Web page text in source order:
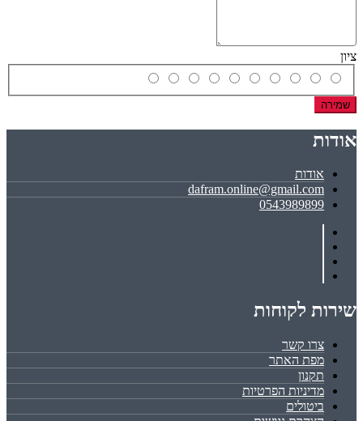
ציון
שמירה
אודות
אודות
dafram.online@gmail.com
0543989899
שירות לקוחות
צרו קשר
מפת האתר
תקנון
מדיניות הפרטיות
ביטולים